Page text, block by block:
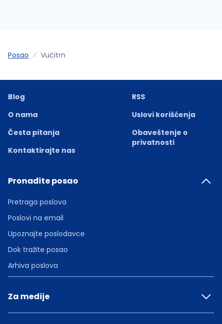
Posao Vučitrn
Blog
O nama
Česta pitanja
Kontaktirajte nas
RSS
Uslovi korišćenja
Obaveštenje o
privatnosti
Pronađite posao
Pretraga poslova
Poslovi na email
Upoznajte poslodavce
Dok tražite posao
Arhiva poslova
Za medije